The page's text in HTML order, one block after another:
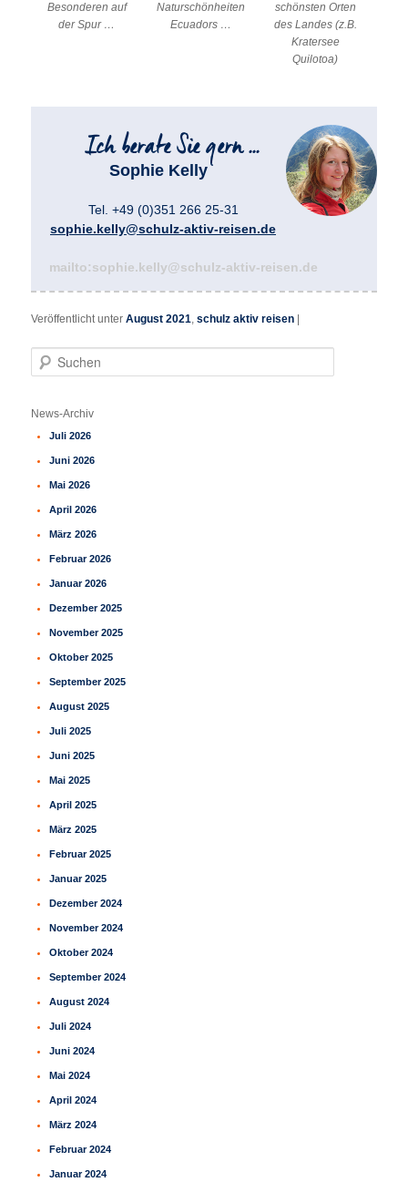
Besonderen auf
der Spur …
Naturschönheiten
Ecuadors …
schönsten Orten
des Landes (z.B.
Kratersee
Quilotoa)
Sophie Kelly
Tel. +49 (0)351 266 25-31
sophie.kelly@schulz-aktiv-reisen.de
mailto:sophie.kelly@schulz-aktiv-reisen.de
Veröffentlicht unter August 2021,schulz aktiv reisen |
u
h
n
News-Archiv
Juli 2026
Juni 2026
Mai 2026
April 2026
März 2026
Februar 2026
Januar 2026
Dezember 2025
November 2025
Oktober 2025
September 2025
August 2025
Juli 2025
Juni 2025
Mai 2025
April 2025
März 2025
Februar 2025
Januar 2025
Dezember 2024
November 2024
Oktober 2024
September 2024
August 2024
Juli 2024
Juni 2024
Mai 2024
April 2024
März 2024
Februar 2024
Januar 2024